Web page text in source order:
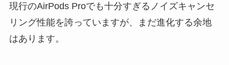
現行のAirPods Proでも十分すぎるノイズキャンセ
リング性能を誇っていますが、まだ進化する余地
はあります。